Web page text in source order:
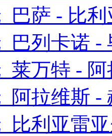
巴萨 - 比
巴列卡诺 -
莱万特 -
阿拉维斯 -
比利亚雷